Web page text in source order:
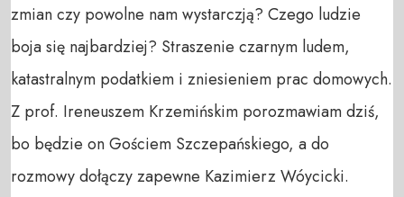
zmian czy powolne nam wystarczją? Czego ludzie
boja się najbardziej? Straszenie czarnym ludem,
katastralnym podatkiem i zniesieniem prac domowych.
Z prof. Ireneuszem Krzemińskim porozmawiam dziś,
bo będzie on Gościem Szczepańskiego, a do
rozmowy dołączy zapewne Kazimierz Wóycicki.